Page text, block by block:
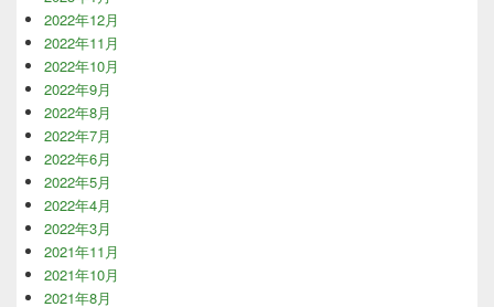
2022年12月
2022年11月
2022年10月
2022年9月
2022年8月
2022年7月
2022年6月
2022年5月
2022年4月
2022年3月
2021年11月
2021年10月
2021年8月